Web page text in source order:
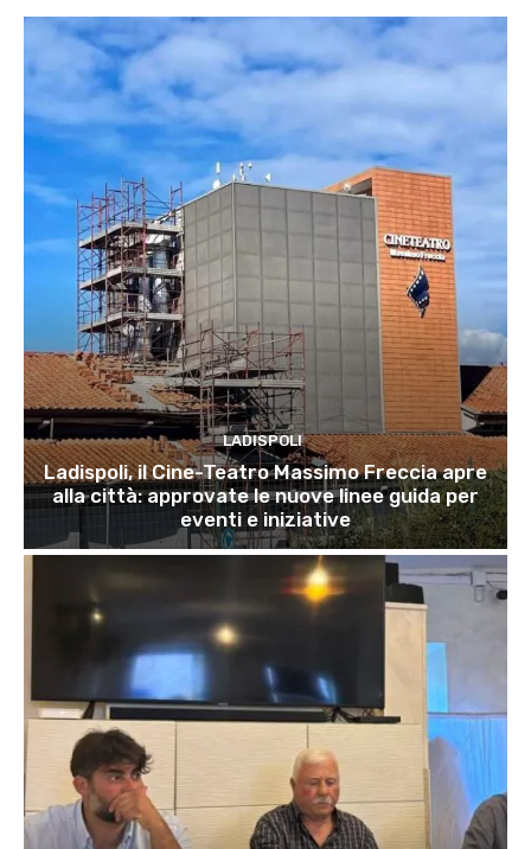
LADISPOLI
Ladispoli, il Cine-Teatro Massimo Freccia apre
alla città: approvate le nuove linee guida per
eventi e iniziative